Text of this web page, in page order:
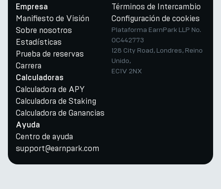
Empresa
Manifiesto de Visión
Sobre nosotros
Estadísticas
Prueba de reservas
Carrera
Calculadoras
Calculadora de APY
Calculadora de Staking
Calculadora de Ganancias
Ayuda
Centro de ayuda
support@earnpark.com
Términos de Intercambio
Configuración de cookies
Plataforma EarnPark LLP No.
OC442773
128 City Road, Londres, Reino
Unido,
EC1V 2NX